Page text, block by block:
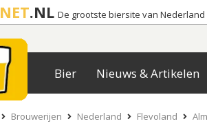
NET.NL De grootste biersite van Nederland
Bier Nieuws & Artikelen
Brouwerijen Nederland Flevoland